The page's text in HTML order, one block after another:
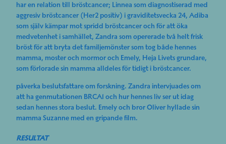
har en relation till bröstcancer; Linnea som diagnostiserad med
aggresiv bröstcancer (Her2 positiv) i graviditetsvecka 24, Adiba
som själv kämpar mot spridd bröstcancer och för att öka
medvetenhet i samhället, Zandra som opererade två helt frisk
bröst för att bryta det familjemönster som tog både hennes
mamma, moster och mormor och Emely, Heja Livets grundare,
som förlorade sin mamma alldeles för tidigt i bröstcancer.
påverka beslutsfattare om forskning. Zandra intervjuades om
att ha genmutationen BRCA1 och hur hennes liv ser ut idag
sedan hennes stora beslut. Emely och bror Oliver hyllade sin
mamma Suzanne med en gripande film.
RESULTAT